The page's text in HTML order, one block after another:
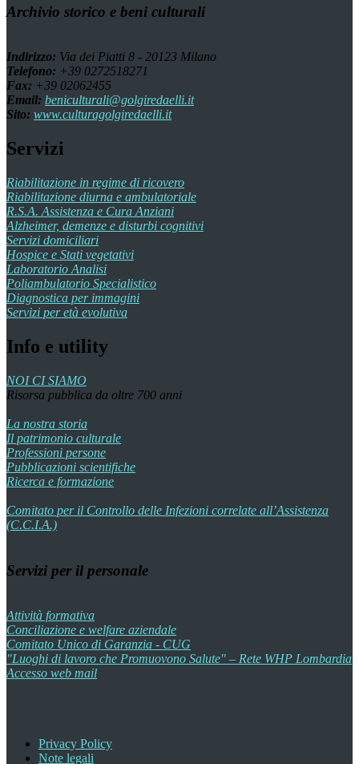
Archivio storico e beni culturali
Indirizzo: Via dei Piatti 8 - 20123 Milano
Telefono: +39 0272518271
Fax: +39 02062455
Email: beniculturali@golgiredaelli.it
Sito: www.culturagolgiredaelli.it
Servizi
Riabilitazione in regime di ricovero
Riabilitazione diurna e ambulatoriale
R.S.A. Assistenza e Cura Anziani
Alzheimer, demenze e disturbi cognitivi
Servizi domiciliari
Hospice e Stati vegetativi
Laboratorio Analisi
Poliambulatorio Specialistico
Diagnostica per immagini
Servizi per età evolutiva
Info e utility
NOI CI SIAMO
Risorsa pubblica da oltre 700 anni
La nostra storia
Il patrimonio culturale
Professioni persone
Pubblicazioni scientifiche
Ricerca e formazione
Comitato per il Controllo delle Infezioni correlate all’Assistenza
(C.C.I.A.)
Servizi per il personale
Attività formativa
Conciliazione e welfare aziendale
Comitato Unico di Garanzia - CUG
"Luoghi di lavoro che Promuovono Salute" – Rete WHP Lombardia
Accesso web mail
Privacy Policy
Note legali